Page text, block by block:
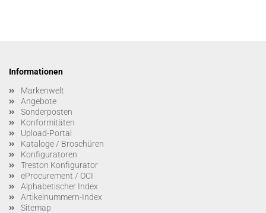
Informationen
Markenwelt
Angebote
Sonderposten
Konformitäten
Upload-Portal
Kataloge / Broschüren
Konfiguratoren
Treston Konfigurator
eProcurement / OCI
Alphabetischer Index
Artikelnummern-Index
Sitemap